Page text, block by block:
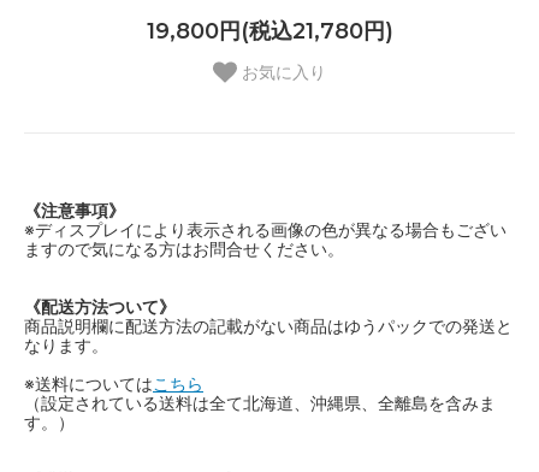
19,800円(税込21,780円)
お気に入り
《注意事項》
※ディスプレイにより表示される画像の色が異なる場合もござい
ますので気になる方はお問合せください。
《配送方法ついて》
商品説明欄に配送方法の記載がない商品はゆうパックでの発送と
なります。
※送料についてはこちら
（設定されている送料は全て北海道、沖縄県、全離島を含みま
す。）